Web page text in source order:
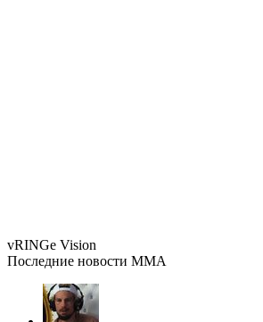
vRINGe Vision
Последние новости MMA